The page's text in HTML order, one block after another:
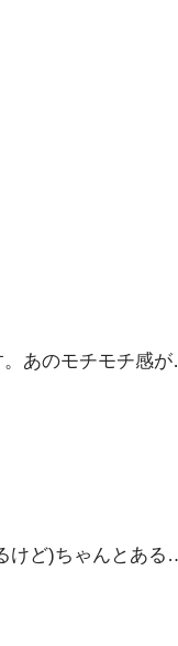
あのモチモチ感が
けど)ちゃんとある